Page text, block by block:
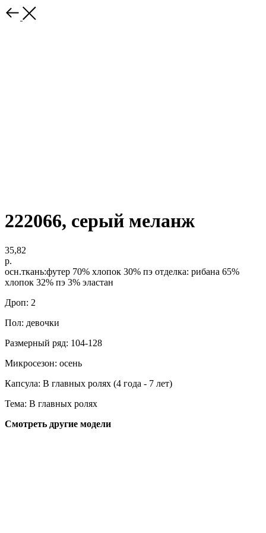
222066, серый меланж
35,82
р.
осн.ткань:футер 70% хлопок 30% пэ отделка: рибана 65%
хлопок 32% пэ 3% эластан
Дроп: 2
Пол: девочки
Размерный ряд: 104-128
Микросезон: осень
Капсула: В главных ролях (4 года - 7 лет)
Тема: В главных ролях
Смотреть другие модели